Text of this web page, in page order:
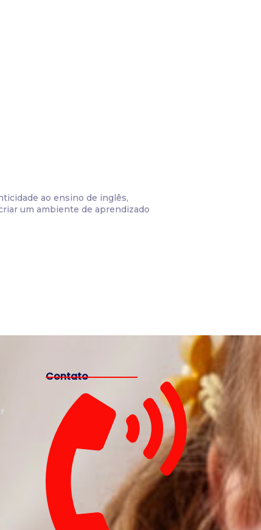
ao ensino de inglês,
um ambiente de aprendizado
Contato